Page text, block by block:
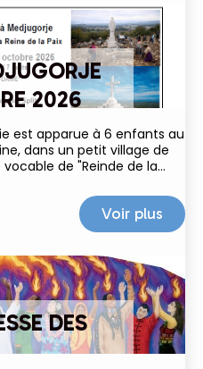
2026
est apparue à 6 enfants au
dans un petit village de
de "Reinde de la
Voir plus
DES